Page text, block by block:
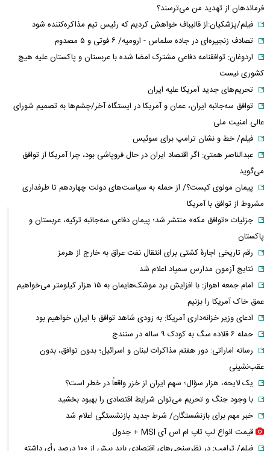
فرماندهان از تهدید من می‌ترسند؟
فیلم/پزشکیان:از قالیباف خواهش کردیم که رئیس تیم مذاکره‌کننده شود
تصادف زنجیره‌ای در جاده سلماس - ارومیه/ ۶ فوتی و ۵ مصدوم
اردوغان: توافقنامه دفاعی مشترک امضا شده با عربستان و پاکستان علیه هیچ
کشوری نیست
تحریم‌های جدید آمریکا علیه ایران
توافق سه‌جانبه ایران، عمان و آمریکا در ایستگاه آخر/چشم‌ها به تصمیم شورای
عالی امنیت ملی
فیلم/ خط و نشان ترامپ برای سوئیس
عبدالناصر همتی: اگر اقتصاد ایران در حال فروپاشی بود، چرا آمریکا از توافق
می‌گوید
پیمان مولوی کیست؟/ از حمله به سیاست‌های دولت چهاردهم تا طرفداری
مشروط از توافق با آمریکا
جزئیات «توافق مکه» منتشر شد؛ پیمان دفاعی سه‌جانبه ترکیه، عربستان و
پاکستان
رقم تاریخی اجارۀ کشتی برای انتقال نفت عراق به خارج از هرمز
نتایج آزمون مدارس سمپاد اعلام شد
امام‌ جمعه اهواز: با افزایش برد موشک‌هایمان به ۱۵ هزار کیلومتر می‌خواهیم
عمق خاک آمریکا را بزنیم
ادعای وزیر خزانه‌داری آمریکا: به زودی شاهد توافق با ایران خواهیم بود
حمله ۶ قلاده سگ به کودک ۹ ساله در سنندج
رسانه اماراتی: دور هفتم مذاکرات لبنان و اسرائیل؛ بدون توافق، بدون
عقب‌نشینی
یک لایحه، هزار سؤال؛ سهم ایران از خزر واقعاً در خطر است؟
با وجود جنگ و تحریم می‌توان شرایط اقتصادی را بهبود بخشید
خبر مهم برای بازنشستگان/ شرط جدید بازنشستگی اعلام شد
قیمت انواع لپ تاپ ام اس آی MSI + جدول